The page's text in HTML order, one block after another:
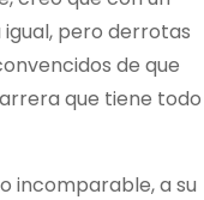
pero derrotas
de que
que tiene todo
incomparable, a su